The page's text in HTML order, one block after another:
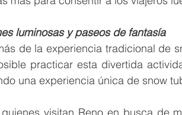
luminosas y paseos de fantasía
de la experiencia tradicional de
practicar esta divertida
una experiencia única de snow